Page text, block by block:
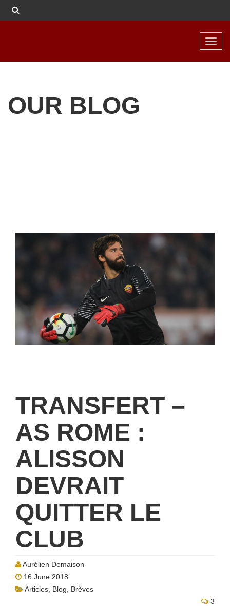
OUR BLOG
TRANSFERT –
AS ROME :
ALISSON
DEVRAIT
QUITTER LE
CLUB
Aurélien Demaison
16 June 2018
Articles Blog
Brèves
3